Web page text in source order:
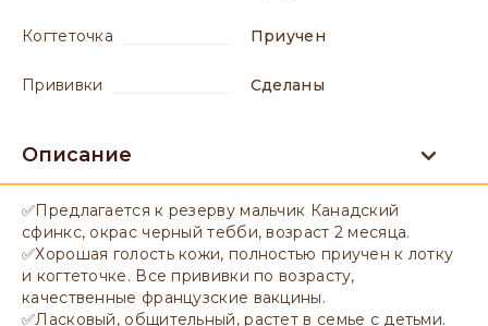
когтеточка приучен
прививки сделаны
Описание
✅Предлагается к резерву мальчик Канадский
сфинкс, окрас черный тебби, возраст 2 месяца.
✅Хорошая голость кожи, полностью приучен к лотку
и когтеточке. Все прививки по возрасту,
качественные французские вакцины.
✅Ласковый, общительный, растет в семье с детьми.